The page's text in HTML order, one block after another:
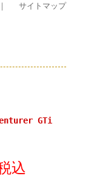
サイトマップ
GTi
込